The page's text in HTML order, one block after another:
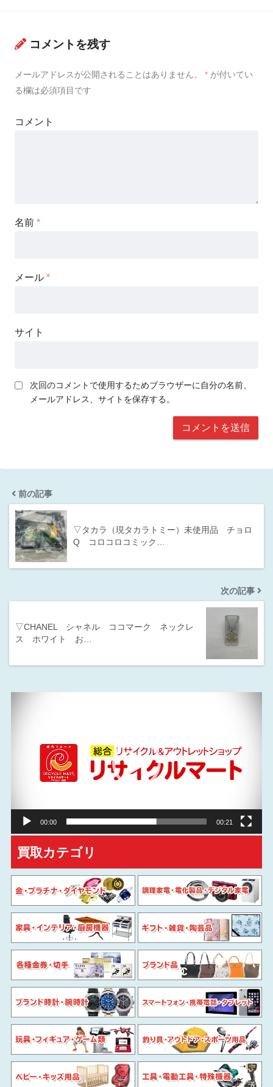
コメントを残す
メールアドレスが公開されることはありません。 * が付いてい
る欄は必須項目です
コメント
名前 *
メール *
サイト
次回のコメントで使用するためブラウザーに自分の名前、
メールアドレス、サイトを保存する。
前の記事
▽タカラ（現タカラトミー）未使用品 チョロ
Q コロコロコミック…
次の記事
▽CHANEL シャネル ココマーク ネックレ
ス ホワイト お…
00:00 00:21
買取カテゴリ